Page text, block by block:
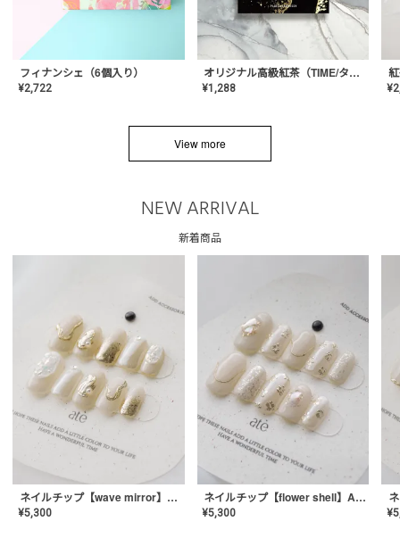
フィナンシェ（6個入り）
¥2,722
オリジナル高級紅茶（TIME/タイム）【ギフト/プチギフト/プレゼント/内祝い/結婚式/オリジナル配合/高品質/ハーブティー/茶葉/記念日/お返し/手土産/美容/おしゃれ】
¥1,288 ¥
View more
NEW ARRIVAL
新着商品
ネイルチップ【wave mirror】AE-CONA-04
¥5,300
ネイルチップ【flower shell】AE-CONA-03
¥5,300 ¥